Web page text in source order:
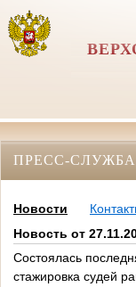
ПРЕСС-СЛУЖБА
Новости
Новость от
Состоялась
стажировка судей